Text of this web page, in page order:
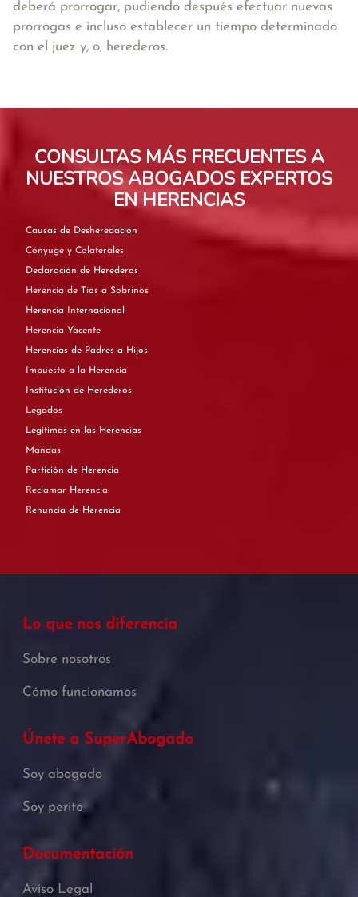
deberá prorrogar, pudiendo después efectuar nuevas
prorrogas e incluso establecer un tiempo determinado
con el juez y, o, herederos.
CONSULTAS MÁS FRECUENTES A
NUESTROS ABOGADOS EXPERTOS
EN HERENCIAS
Causas de Desheredación
Cónyuge y Colaterales
Declaración de Herederos
Herencia de Tíos a Sobrinos
Herencia Internacional
Herencia Yacente
Herencias de Padres a Hijos
Impuesto a la Herencia
Institución de Herederos
Legados
Legítimas en las Herencias
Mandas
Partición de Herencia
Reclamar Herencia
Renuncia de Herencia
Lo que nos diferencia
Sobre nosotros
Cómo funcionamos
Únete a SuperAbogado
Soy abogado
Soy perito
Documentación
Aviso Legal